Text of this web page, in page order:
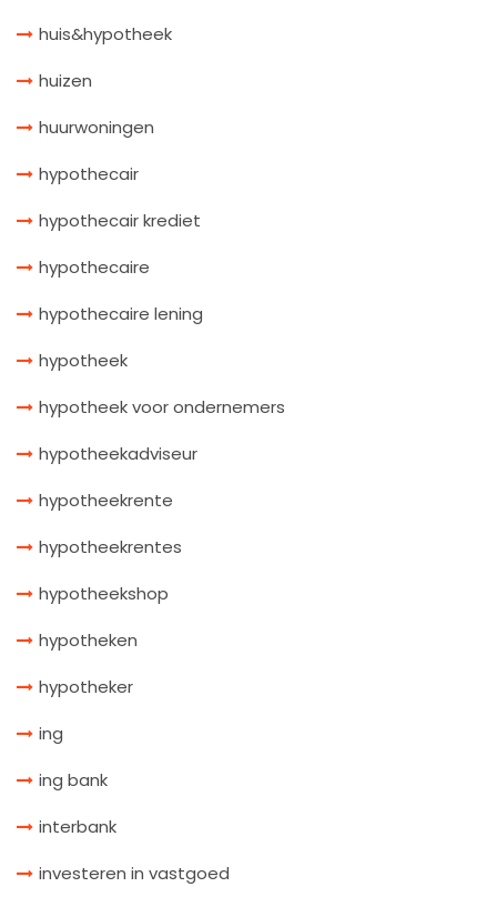
huis&hypotheek
huizen
huurwoningen
hypothecair
hypothecair krediet
hypothecaire
hypothecaire lening
hypotheek
hypotheek voor ondernemers
hypotheekadviseur
hypotheekrente
hypotheekrentes
hypotheekshop
hypotheken
hypotheker
ing
ing bank
interbank
investeren in vastgoed